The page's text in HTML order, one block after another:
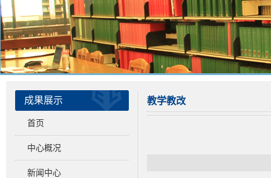
成果展示
首页
中心概况
新闻中心
教学教改